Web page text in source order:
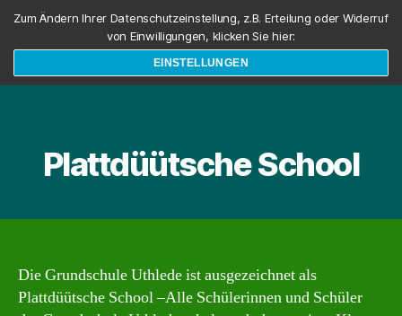
Suchen Menü
Plattdüütsche School
Die Grundschule Uthlede ist ausgezeichnet als
Plattdüütsche School –Alle Schülerinnen und Schüler
Zum Ändern Ihrer Datenschutzeinstellung, z.B. Erteilung oder Widerruf
von Einwilligungen, klicken Sie hier:
EINSTELLUNGEN